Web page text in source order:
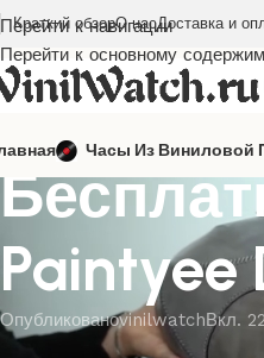
Перейти к навигации
Перейти к основному
Краткий обзорО насДоставка и
Часы Из Виниловой
МАСКИ
ОпубликованоvinilwatchВкл.